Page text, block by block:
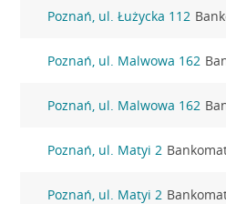
Poznań, ul. Łużycka 112
Poznań, ul. Malwowa 162
Poznań, ul. Malwowa 162
Poznań, ul. Matyi 2
Poznań, ul. Matyi 2